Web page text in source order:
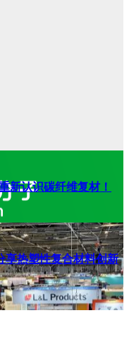
新认识碳纤维复材！
享热塑性复合材料创新